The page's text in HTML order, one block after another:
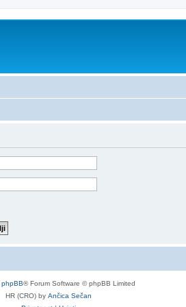
phpBB® Forum Software © phpBB Limited
HR (CRO) by Ančica Sečan